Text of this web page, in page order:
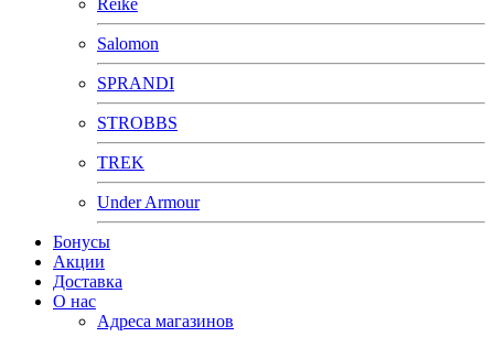
Reike
Salomon
SPRANDI
STROBBS
TREK
Under Armour
Бонусы
Акции
Доставка
О нас
Адреса магазинов